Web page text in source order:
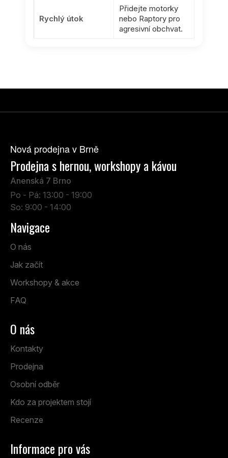
Rychlý útok
Přidejte motorky
nebo Raptory pro
agresivní obchvat.
Z
Nová prodejna v Brně
Prodejna s hernou, workshopy a kávou
Anenská 7 Brno
Po - Pá: 13:00 - 19:00
So: 9:00 - 14:00
Navigace
O nás
Jak začít
Workshopy & akce
FAQ
O nás
Kontakty
Prodejna
Osobní odběr
Kdo za projektem stojí
Recenze
Informace pro vás